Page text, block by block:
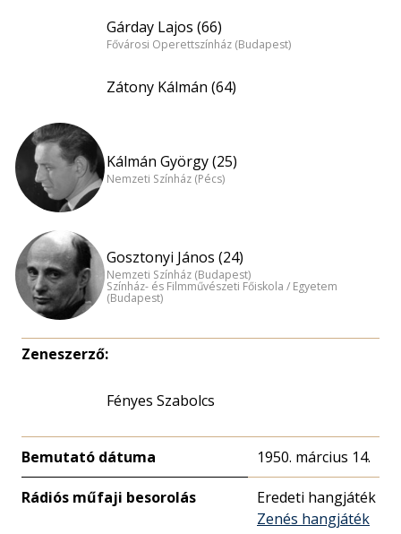
Gárday Lajos (66)
Fővárosi Operettszínház (Budapest)
Zátony Kálmán (64)
Kálmán György (25)
Nemzeti Színház (Pécs)
Gosztonyi János (24)
Nemzeti Színház (Budapest)
Színház- és Filmművészeti Főiskola / Egyetem
(Budapest)
Zeneszerző:
Fényes Szabolcs
Bemutató dátuma 1950. március 14.
Rádiós műfaji besorolás
Eredeti hangjáték
Zenés hangjáték